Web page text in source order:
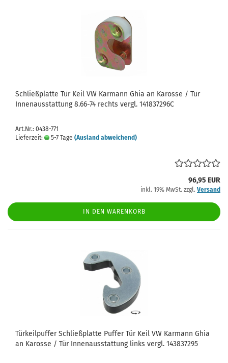
Schließplatte Tür Keil VW Karmann Ghia an Karosse / Tür
Innenausstattung 8.66-74 rechts vergl. 141837296C
Art.Nr.: 0438-771
Lieferzeit:
5-7 Tage (Ausland abweichend)
96,95 EUR
inkl. 19% MwSt. zzgl. Versand
IN DEN WARENKORB
Türkeilpuffer Schließplatte Puffer Tür Keil VW Karmann Ghia
an Karosse / Tür Innenausstattung links vergl. 143837295